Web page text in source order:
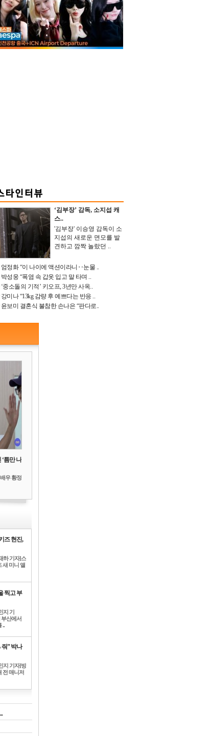
‘김부장’ 감독, 소지섭 캐
스..
'김부장' 이승영 감독이 소
지섭의 새로운 면모를 발
견하고 깜짝 놀랐던 ..
엄정화 “이 나이에 액션이라니‥눈물 ..
박성웅 “폭염 속 갑옷 입고 말 타며 ..
‘중소돌의 기적’ 키오프, 3년만 사옥..
강미나 “13kg 감량 후 예쁘다는 반응 ..
윤보미 결혼식 불참한 손나은 “판다로..
틈만 나
우 황정
즈 현진,
하 기자]스
새 미니 앨
찍고 부
지 기
산에서
..
줘” 박나
지 기자]방
전 매니저